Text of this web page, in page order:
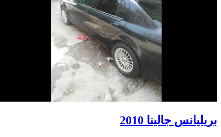
بريليانس جالينا 2010